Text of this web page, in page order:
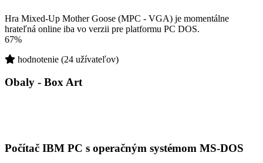
Hra Mixed-Up Mother Goose (MPC - VGA) je momentálne
hrateľná online iba vo verzii pre platformu PC DOS.
67%
hodnotenie (24 užívateľov)
Obaly - Box Art
Počítač IBM PC s operačným systémom MS-DOS